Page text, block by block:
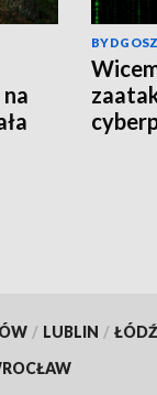
/ LUBLIN / ŁÓDŹ